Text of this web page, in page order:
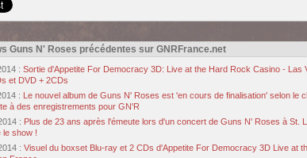
Guns N' Roses précédentes sur GNRFrance.net
: Sortie d'Appetite For Democracy 3D: Live at the Hard Rock Casino -
et DVD + 2CDs
: Le nouvel album de Guns N' Roses est 'en cours de finalisation' selon le
à des enregistrements pour GN'R
: Plus de 23 ans après l'émeute lors d'un concert de Guns N' Roses à St.
le show !
: Visuel du boxset Blu-ray et 2 CDs d'Appetite For Democracy 3D Live at